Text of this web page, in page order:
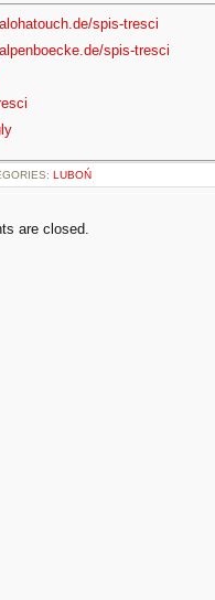
spis-tresci
spis-tresci
LUBOŃ
are closed.